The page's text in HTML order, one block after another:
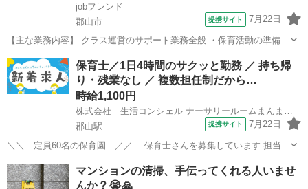
jobフレンド
郡山市
提携サイト 7月22日
【主な業務内容】 クラス運営のサポート業務全般 ・保育活動の準備
・保育中の担任フォロー（配慮の必要な園児のサポート等） ・食事、
着替え、排泄の援助 ・簡単な記録（連絡帳、午睡チェック） ・保育室
内や園庭の環境整備 ・玩具や...
福島 郡山市 保育士
保育士／1日4時間のサクッと勤務 ／ 持ち帰
り・残業なし ／ 複数担任制だから…
時給1,100円
株式会社 生活コンシェル ナーサリールームまんまぴあ本園
郡山駅
提携サイト 7月22日
＼＼ 定員60名の保育園 ／／ 保育士さんを募集しています 担当ク
ラスは相談や経験に応じます！ ＿＿＿＿＿＿＿＿＿＿＿＿＿＿＿＿＿
◆◇◆◇◆ 勤務時間 ◆◇◆◇◆ ‾‾‾‾‾‾‾‾‾‾‾‾‾‾‾‾‾ 扶養内OK！ 8...
福島 郡山市 保育士
マンションの清掃、手伝ってくれる人いませ
んか？😭🙏